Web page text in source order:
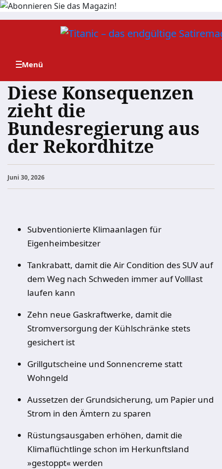
Zum
Diese Konsequenzen
zieht die
Bundesregierung aus
der Rekordhitze
Juni 30, 2026
Subventionierte Klimaanlagen für
Eigenheimbesitzer
Tankrabatt, damit die Air Condition des SUV auf
dem Weg nach Schweden immer auf Volllast
laufen kann
Zehn neue Gaskraftwerke, damit die
Stromversorgung der Kühlschränke stets
gesichert ist
Grillgutscheine und Sonnencreme statt
Wohngeld
Aussetzen der Grundsicherung, um Papier und
Strom in den Ämtern zu sparen
Rüstungsausgaben erhöhen, damit die
Klimaflüchtlinge schon im Herkunftsland
»gestoppt« werden